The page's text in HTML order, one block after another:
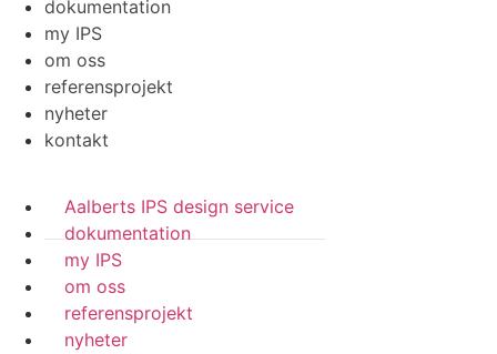
dokumentation
my IPS
om oss
referensprojekt
nyheter
kontakt
Aalberts IPS design service
dokumentation
my IPS
om oss
referensprojekt
nyheter